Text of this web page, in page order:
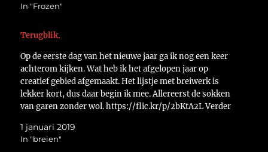
In "Frozen"
Terugblik.
Op de eerste dag van het nieuwe jaar ga ik nog een keer
achterom kijken. Wat heb ik het afgelopen jaar op
creatief gebied afgemaakt. Het lijstje met breiwerk is
lekker kort, dus daar begin ik mee. Allereerst de sokken
van garen zonder wol. https://flic.kr/p/2bKtA2L Verder
1 januari 2019
In "breien"